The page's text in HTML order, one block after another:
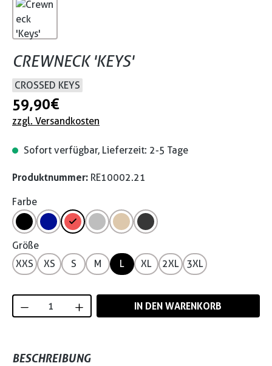
CREWNECK 'KEYS'
CROSSED KEYS
59,90 €
zzgl. Versandkosten
Sofort verfügbar, Lieferzeit: 2-5 Tage
Produktnummer: RE10002.21
Farbe
Größe
XXS
XS S M L XL 2XL 3XL
Produkt Anzahl: Gib den gewünschten
IN DEN WARENKORB
BESCHREIBUNG